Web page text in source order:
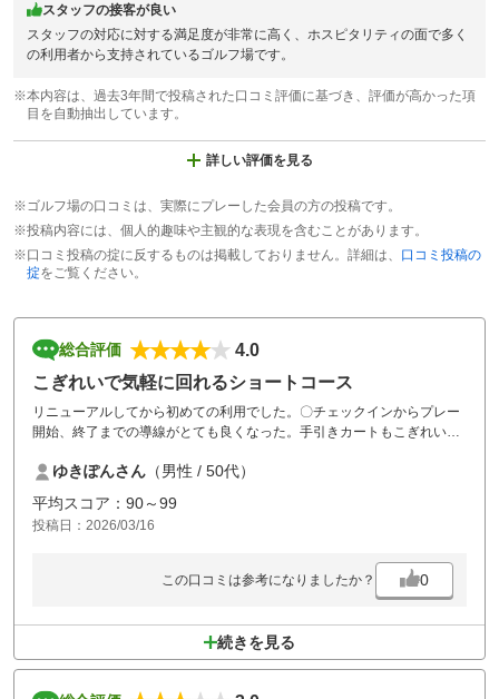
スタッフの接客が良い
スタッフの対応に対する満足度が非常に高く、ホスピタリティの面で多く
の利用者から支持されているゴルフ場です。
※本内容は、過去3年間で投稿された口コミ評価に基づき、評価が高かった項
目を自動抽出しています。
詳しい評価を見る
※ゴルフ場の口コミは、実際にプレーした会員の方の投稿です。
※投稿内容には、個人的趣味や主観的な表現を含むことがあります。
※口コミ投稿の掟に反するものは掲載しておりません。詳細は、 口コミ投稿の
掟をご覧ください。
総合評価
4.0
こぎれいで気軽に回れるショートコース
リニューアルしてから初めての利用でした。〇チェックインからプレー
開始、終了までの導線がとても良くなった。手引きカートもこぎれいな
？ 気が減りすぎて戦略性が低下したような。。 ドライビングレン
ジだけでなくパットもアプローチも練習できない。ジュニアの育成にひ
たすら回らせる、なのかもしれませんが、こじんまりした練習スペース
はあってもいいのになー、と思いました。食事をとる施設がなくなった
ゆきぽんさん （男性 / 50代）
平均スコア：90～99
投稿日：2026/03/16
この口コミは参考になりましたか？ 0
続きを見る